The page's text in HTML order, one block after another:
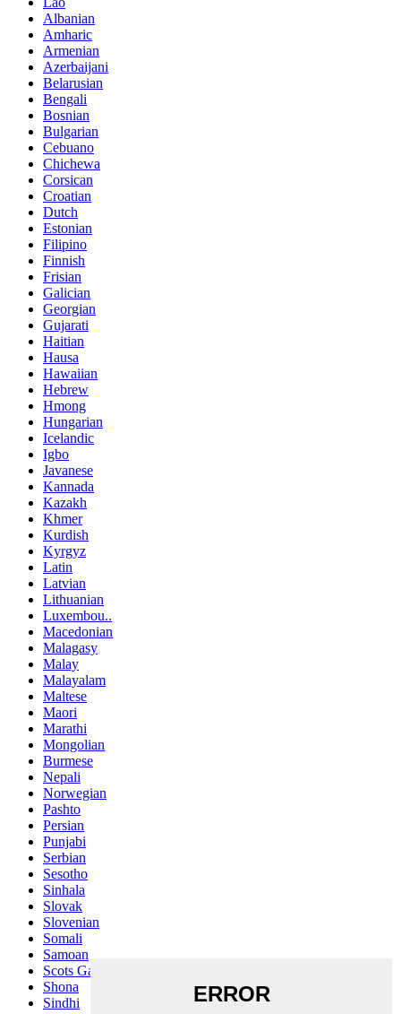
Albanian
Amharic
Armenian
Azerbaijani
Belarusian
Bengali
Bosnian
Bulgarian
Cebuano
Chichewa
Corsican
Croatian
Dutch
Estonian
Filipino
Finnish
Frisian
Galician
Georgian
Gujarati
Haitian
Hausa
Hawaiian
Hebrew
Hmong
Hungarian
Icelandic
Igbo
Javanese
Kannada
Kazakh
Khmer
Kurdish
Kyrgyz
Latin
Latvian
Lithuanian
Luxembou..
Macedonian
Malagasy
Malay
Malayalam
Maltese
Maori
Marathi
Mongolian
Burmese
Nepali
Norwegian
Pashto
Persian
Punjabi
Serbian
Sesotho
Sinhala
Slovak
Slovenian
Somali
Samoan
Scots Gaelic
Shona
Sindhi